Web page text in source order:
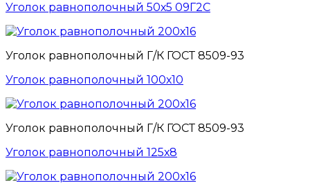
Уголок равнополочный 50х5 09Г2С
Уголок равнополочный Г/К ГОСТ 8509-93
Уголок равнополочный 100х10
Уголок равнополочный Г/К ГОСТ 8509-93
Уголок равнополочный 125х8